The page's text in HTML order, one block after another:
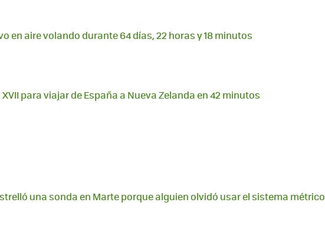
en aire volando durante 64 días, 22 horas y 18 minutos
para viajar de España a Nueva Zelanda en 42 minutos
una sonda en Marte porque alguien olvidó usar el sistema métrico